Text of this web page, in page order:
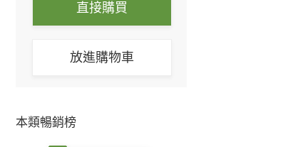
直接購買
放進購物車
本類暢銷榜